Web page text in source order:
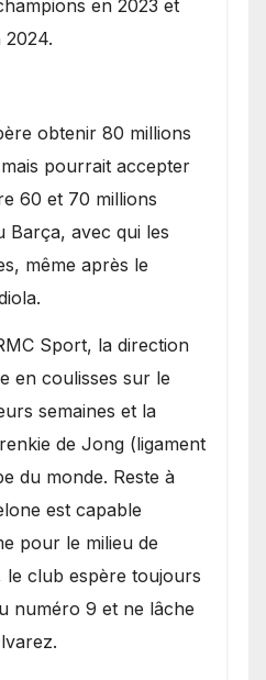
en 2023 et
2024.
obtenir 80 millions
pourrait accepter
60 et 70 millions
Barça, avec qui les
même après le
Sport, la direction
en coulisses sur le
semaines et la
de Jong (ligament
du monde. Reste à
est capable
pour le milieu de
le club espère toujours
numéro 9 et ne lâche